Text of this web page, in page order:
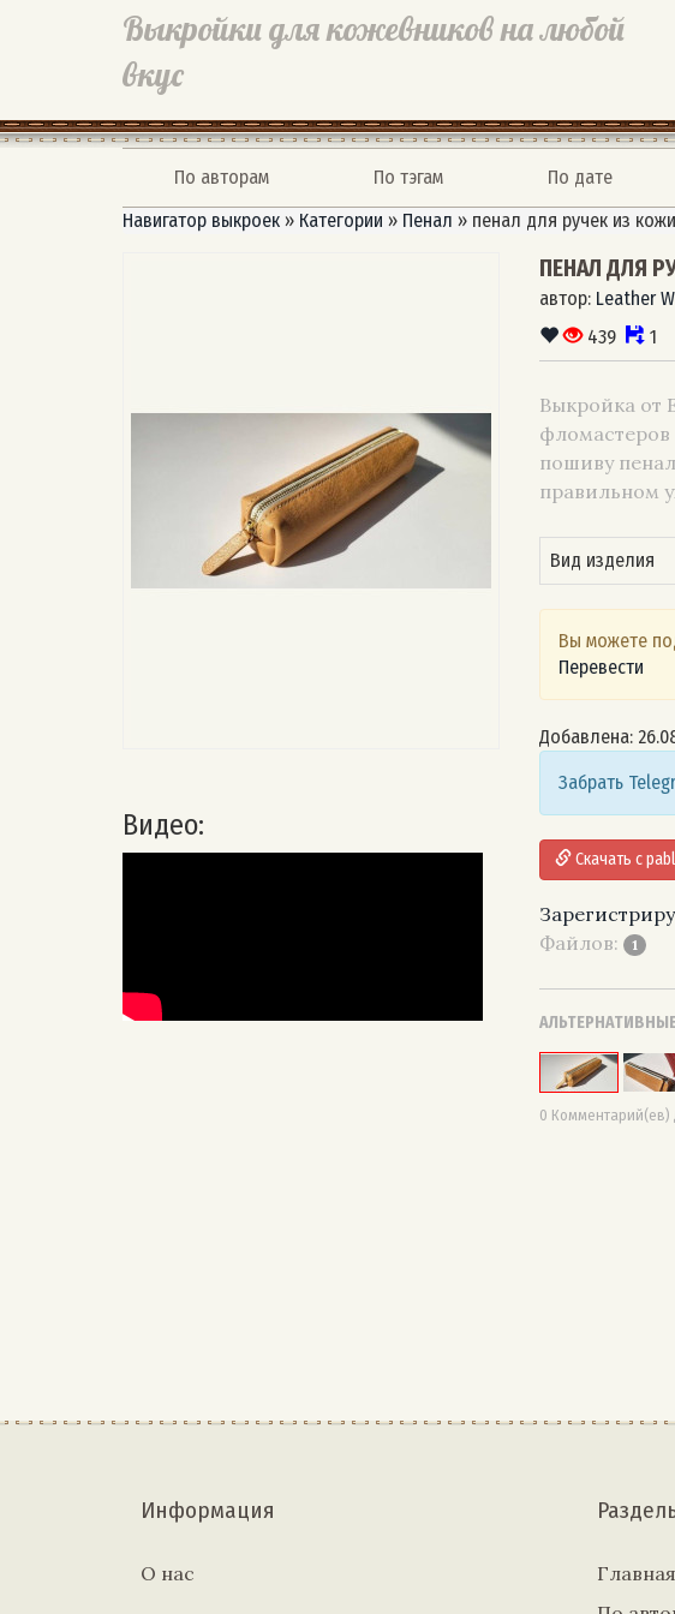
Выкройки для кожевников на любой
вкус
По авторам По тэгам По дате
Навигатор выкроек » Категории » Пенал » пенал для ручек из кожи
Видео:
ПЕНАЛ ДЛЯ
автор: Leather
439
1
Выкройка от
пошиву
правильном
Вид изделия
Вы можете
Перевести
Добавлена:
Забрать
Скачать с
Файлов:
1
0 Комментарий(ев)
Информация
О нас
Главная